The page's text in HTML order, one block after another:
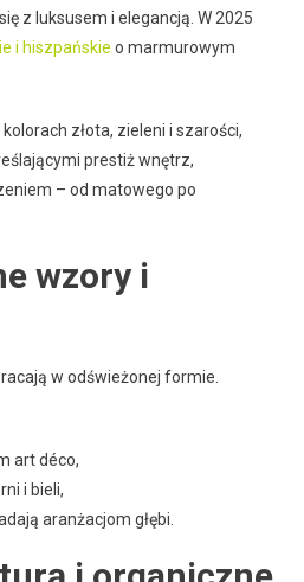
z luksusem i elegancją. W 2025
i hiszpańskie o marmurowym
złota, zieleni i szarości,
prestiż wnętrz,
– od matowego po
wzory i
w odświeżonej formie.
art déco,
i bieli,
aranżacjom głębi.